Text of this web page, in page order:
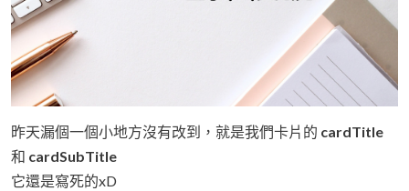
昨天漏個一個小地方沒有改到，就是我們卡片的 cardTitle
和 cardSubTitle
它還是寫死的xD